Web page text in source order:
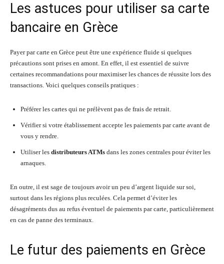
Les astuces pour utiliser sa carte
bancaire en Grèce
Payer par carte en Grèce peut être une expérience fluide si quelques
précautions sont prises en amont. En effet, il est essentiel de suivre
certaines recommandations pour maximiser les chances de réussite lors des
transactions. Voici quelques conseils pratiques :
Préférer les cartes qui ne prélèvent pas de frais de retrait.
Vérifier si votre établissement accepte les paiements par carte avant de
vous y rendre.
Utiliser les distributeurs ATMs dans les zones centrales pour éviter les
arnaques.
En outre, il est sage de toujours avoir un peu d’argent liquide sur soi,
surtout dans les régions plus reculées. Cela permet d’éviter les
désagréments dus au refus éventuel de paiements par carte, particulièrement
en cas de panne des terminaux.
Le futur des paiements en Grèce